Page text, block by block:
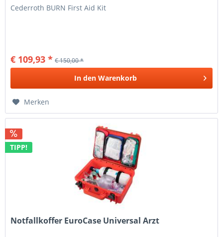
Cederroth BURN First Aid Kit
€ 109,93 * € 150,00 *
In den Warenkorb
Merken
TIPP!
Notfallkoffer EuroCase Universal Arzt